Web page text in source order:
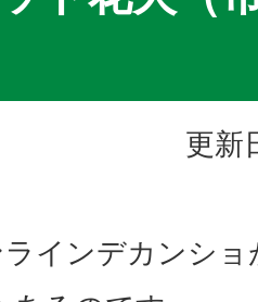
更新
インデカンシ